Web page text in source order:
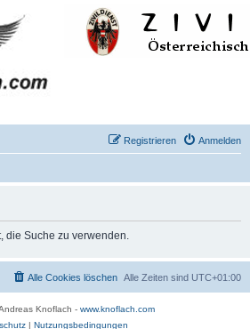
Anmelden
Registrieren
die Suche zu verwenden.
Alle Zeiten sind UTC+01:00
Alle Cookies löschen
Knoflach - www.knoflach.com
| Nutzungsbedingungen